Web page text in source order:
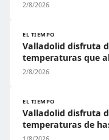
2/8/2026
EL TIEMPO
Valladolid disfruta
temperaturas que
2/8/2026
EL TIEMPO
Valladolid disfruta
temperaturas de